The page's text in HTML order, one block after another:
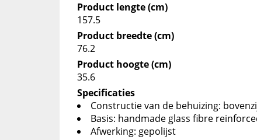
Product lengte (cm)
157.5
Product breedte (cm)
76.2
Product hoogte (cm)
35.6
Specificaties
Constructie van de behuizing:
Basis: handmade glass fibre
Afwerking: gepolijst